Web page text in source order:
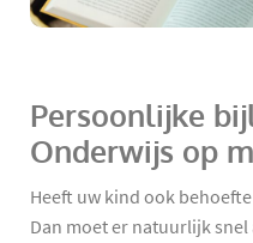
Persoonlijke
Onderwijs op
Heeft uw kind ook
Dan moet er natuurlijk